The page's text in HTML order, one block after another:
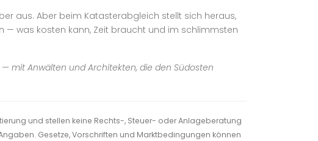
aus. Aber beim Katasterabgleich stellt sich heraus,
— was kosten kann, Zeit braucht und im schlimmsten
mit Anwälten und Architekten, die den Südosten
und stellen keine Rechts-, Steuer- oder Anlageberatung
Gesetze, Vorschriften und Marktbedingungen können